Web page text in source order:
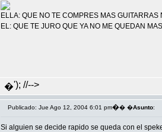
ELLA: QUE NO TE COMPRES MAS GUITARRAS
EL: QUE TE JURO QUE YA NO ME QUEDAN
�'); //-->
Publicado: Jue Ago 12, 2004 6:01 pm�� �Asunto:
Si alguien se decide rapido se queda con el